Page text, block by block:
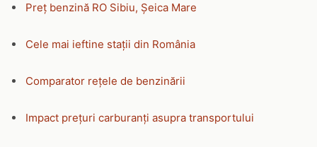
Preț benzină RO Sibiu, Șeica Mare
Cele mai ieftine stații din România
Comparator rețele de benzinării
Impact prețuri carburanți asupra transportului